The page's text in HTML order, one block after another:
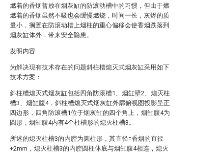
燃着的香烟暂放在烟灰缸的防滚动槽中的习惯，但由于燃
燃着的香烟虽然不吸也会缓慢燃烧，时间一长，灰烬的质
量小，搁置在防滚动槽上烟柱的重心偏移会使香烟跌落到
烟灰缸体外，带来安全隐患。
发明内容
为解决现有技术存在的问题斜柱槽熄灭式烟灰缸采用如下
技术方案：
斜柱槽熄灭式烟灰缸包括四角防滚槽1、烟缸壁2、熄灭柱
槽3、烟缸腹4，斜柱槽熄灭式烟灰缸外廓俯视图投影呈正
四边形，四角防滚槽1位于烟灰缸的四个角上，烟缸腹4为
圆形，烟缸腹4内有4个柱槽形的熄灭柱槽3。
所述的熄灭柱槽3的内腔为圆柱形，其直径=香烟的直径
+2mm，熄灭柱槽3的内腔圆柱体底与烟缸腹4相连，熄灭